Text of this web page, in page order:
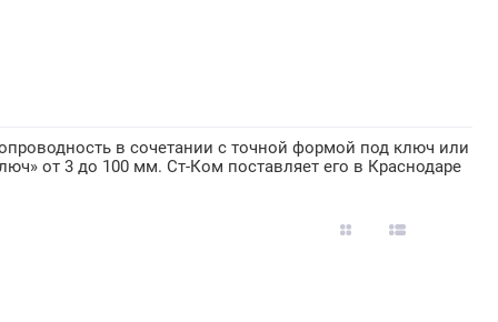
в сочетании с точной формой под ключ или
от 3 до 100 мм. Ст-Ком поставляет его в Краснодаре